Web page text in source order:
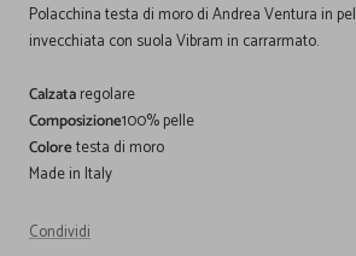
Polacchina testa di moro di Andrea Ventura in
invecchiata con suola Vibram in carrarmato.
Calzataregolare
Composizione100% pelle
Coloretesta di moro
Made in Italy
Condividi